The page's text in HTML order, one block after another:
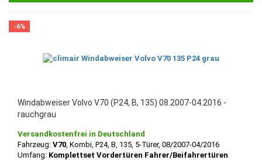
-6%
Windabweiser Volvo V70 (P24, B, 135) 08.2007-04.2016 -
rauchgrau
Versandkostenfrei in Deutschland
Fahrzeug: V70, Kombi, P24, B, 135, 5-Türer, 08/2007-04/2016
Umfang: Komplettset Vordertüren Fahrer/Beifahrertüren